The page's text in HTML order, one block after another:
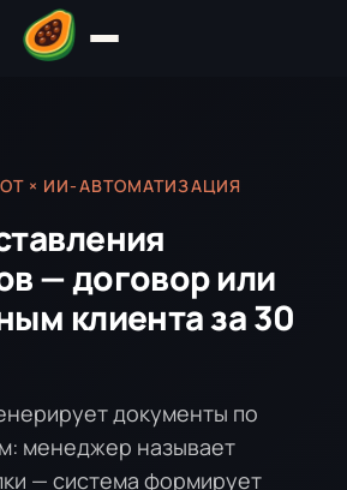
× ИИ-АВТОМАТИЗАЦИЯ
— договор или
клиента за 30
документы по
менеджер называет
— система формирует